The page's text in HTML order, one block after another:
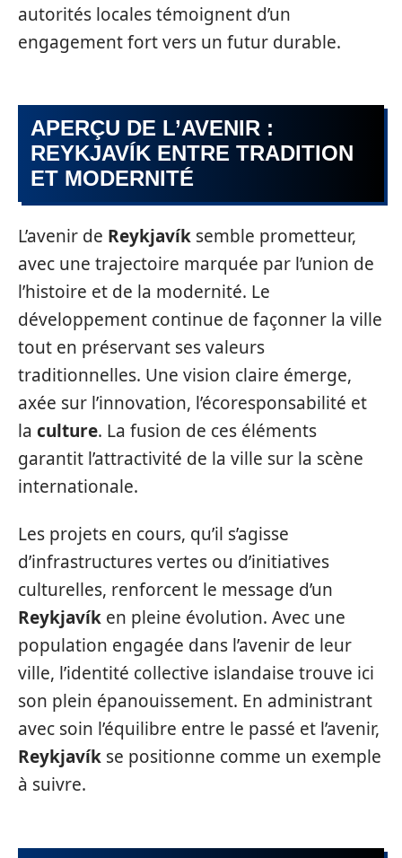
autorités locales témoignent d’un
engagement fort vers un futur durable.
APERÇU DE L’AVENIR :
REYKJAVÍK ENTRE TRADITION
ET MODERNITÉ
L’avenir de Reykjavík semble prometteur,
avec une trajectoire marquée par l’union de
l’histoire et de la modernité. Le
développement continue de façonner la ville
tout en préservant ses valeurs
traditionnelles. Une vision claire émerge,
axée sur l’innovation, l’écoresponsabilité et
la culture. La fusion de ces éléments
garantit l’attractivité de la ville sur la scène
internationale.
Les projets en cours, qu’il s’agisse
d’infrastructures vertes ou d’initiatives
culturelles, renforcent le message d’un
Reykjavík en pleine évolution. Avec une
population engagée dans l’avenir de leur
ville, l’identité collective islandaise trouve ici
son plein épanouissement. En administrant
avec soin l’équilibre entre le passé et l’avenir,
Reykjavík se positionne comme un exemple
à suivre.